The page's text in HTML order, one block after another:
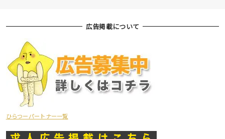
広告掲載について
ひらつーパートナー一覧